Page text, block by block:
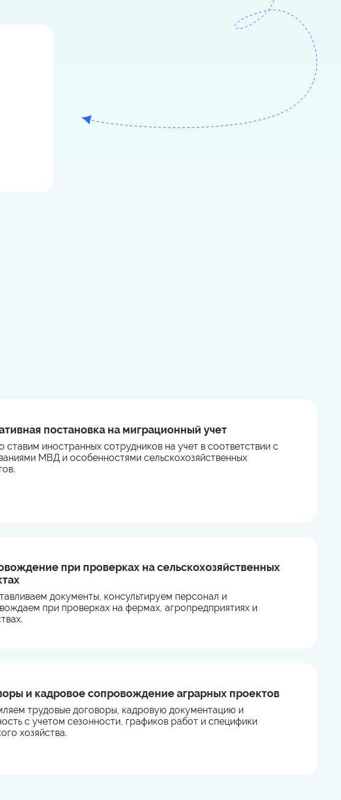
постановка на миграционный учет
ставим иностранных сотрудников на учет в соответствии с
МВД и особенностями сельскохозяйственных
при проверках на сельскохозяйственных
документы, консультируем персонал и
при проверках на фермах, агропредприятиях и
и кадровое сопровождение аграрных проектов
трудовые договоры, кадровую документацию и
с учетом сезонности, графиков работ и специфики
хозяйства.